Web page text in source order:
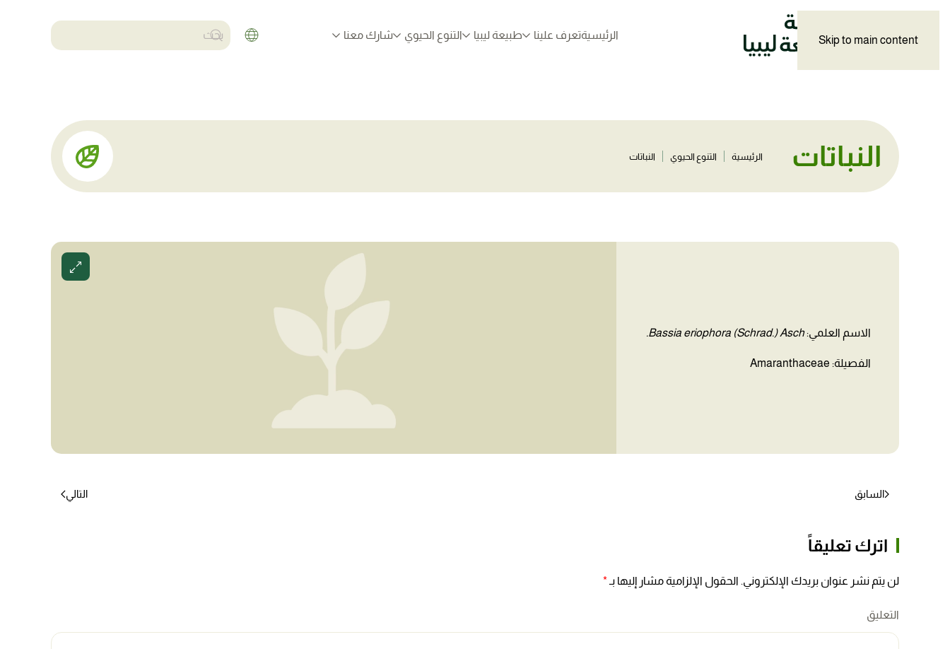
Skip to main content الرئيسيةتعرف علينا طبيعة ليبيا التنوع الحيوي شارك معنا
النباتات الرئيسية التنوع الحيوي النباتات
الاسم العلمي:Bassia eriophora (Schrad.) Asch.
الفصيلة: Amaranthaceae
السابق التالي
اترك تعليقاً
لن يتم نشر عنوان بريدك الإلكتروني. الحقول الإلزامية مشار إليها بـ*
التعليق